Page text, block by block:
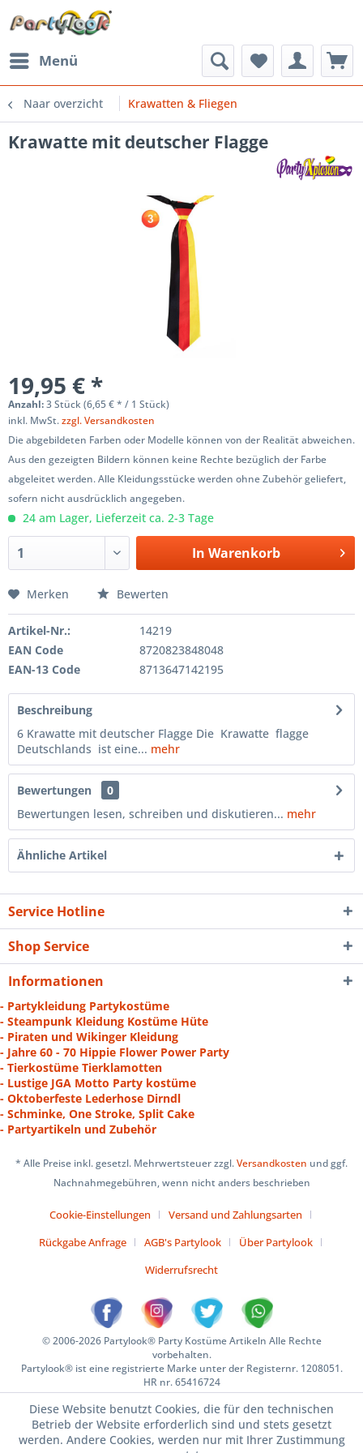
Menü
Naar overzicht Krawatten & Fliegen
Krawatte mit deutscher Flagge
19,95 € *
Anzahl:3 Stück (6,65 € * / 1 Stück)
inkl. MwSt.zzgl. Versandkosten
Die abgebildeten Farben oder Modelle können von der Realität abweichen.
Aus den gezeigten Bildern können keine Rechte bezüglich der Farbe
abgeleitet werden. Alle Kleidungsstücke werden ohne Zubehör geliefert,
sofern nicht ausdrücklich angegeben.
24 am Lager, Lieferzeit ca. 2-3 Tage
In Warenkorb
Merken Bewerten
Artikel-Nr.:
14219
EAN Code
8720823848048
EAN-13 Code
8713647142195
Beschreibung
6 Krawatte mit deutscher Flagge Die Krawatte flagge
Deutschlands ist eine... mehr
Bewertungen
0
Bewertungen lesen, schreiben und diskutieren... mehr
Ähnliche Artikel
Service Hotline
Shop Service
Informationen
- Partykleidung Partykostüme
- Steampunk Kleidung Kostüme Hüte
- Piraten und Wikinger Kleidung
- Jahre 60 - 70 Hippie Flower Power Party
- Tierkostüme Tierklamotten
- Lustige JGA Motto Party kostüme
- Oktoberfeste Lederhose Dirndl
- Schminke, One Stroke, Split Cake
- Partyartikeln und Zubehör
* Alle Preise inkl. gesetzl. Mehrwertsteuer zzgl.Versandkosten und ggf.
Nachnahmegebühren, wenn nicht anders beschrieben
Cookie-Einstellungen
Versand und Zahlungsarten
Rückgabe Anfrage
AGB's Partylook
Über Partylook
Widerrufsrecht
© 2006-2026 Partylook® Party Kostüme Artikeln Alle Rechte
vorbehalten.
Partylook® ist eine registrierte Marke unter der Registernr. 1208051.
HR nr. 65416724
Diese Website benutzt Cookies, die für den technischen
Betrieb der Website erforderlich sind und stets gesetzt
werden. Andere Cookies, werden nur mit Ihrer Zustimmung